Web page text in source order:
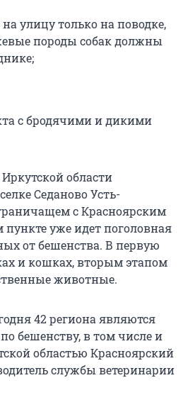
улицу только на поводке,
породы собак должны
с бродячими и дикими
области
Седаново Усть-
с Красноярским
уже идет поголовная
от бешенства. В первую
и кошках, вторым этапом
животные.
42 региона являются
бешенству, в том числе и
областью Красноярский
службы ветеринарии